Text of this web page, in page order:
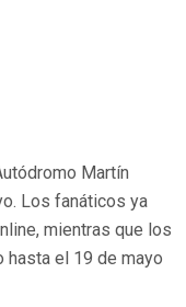
Martín
Los fanáticos ya
mientras que los
el 19 de mayo